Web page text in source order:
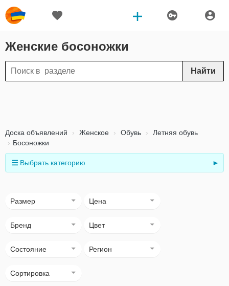
Женские босоножки
Найти
Доска объявлений Женское Обувь
Летняя обувь
Босоножки
Выбрать категорию ►
Размер Цена
Бренд Цвет
Состояние Регион
Сортировка